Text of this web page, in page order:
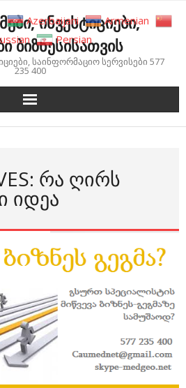
ინვესტიციები,
ბიზნესისათვის
საინფორმაციო სერვისები 577
235 400
ᲠᲐ ᲦᲘᲠᲡ
ᲘᲓᲔᲐ
Azerbaijani
Armenian
Persian